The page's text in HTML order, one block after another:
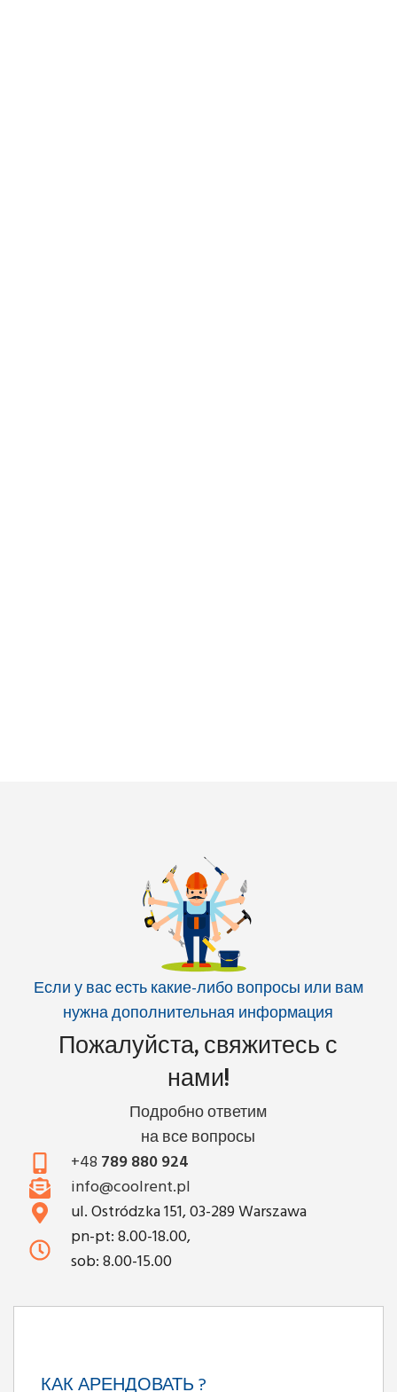
Если у вас есть какие-либо вопросы или вам
нужна дополнительная информация
Пожалуйста, свяжитесь с
нами!
Подробно ответим
на все вопросы
+48 789 880 924
info@coolrent.pl
ul. Ostródzka 151, 03-289 Warszawa
pn-pt: 8.00-18.00,
sob: 8.00-15.00
КАК АРЕНДОВАТЬ ?